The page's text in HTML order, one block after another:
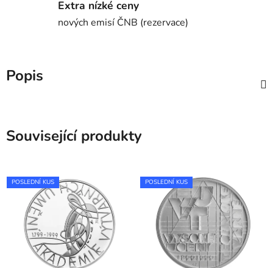
Extra nízké ceny
nových emisí ČNB (rezervace)
Popis
Související produkty
POSLEDNÍ KUS POSLEDNÍ KUS